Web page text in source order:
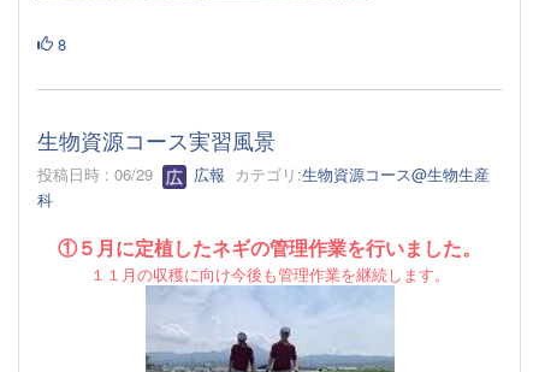
8
生物資源コース実習風景
投稿日時 : 06/29 広報 カテゴリ:生物資源コース@生物生産
科
①５月に定植したネギの管理作業を行いました。
１１月の収穫に向け今後も管理作業を継続します。